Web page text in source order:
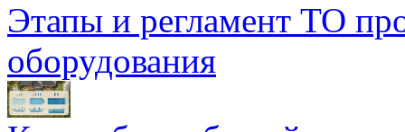
Этапы и регламент ТО
оборудования